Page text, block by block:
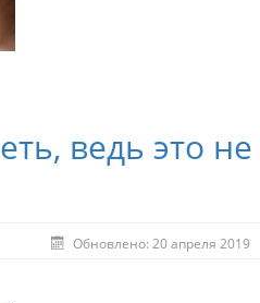
ведь это
Обновлено: 20 апреля 2019